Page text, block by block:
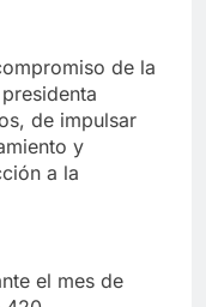
de la
de impulsar
y
a la
el mes de